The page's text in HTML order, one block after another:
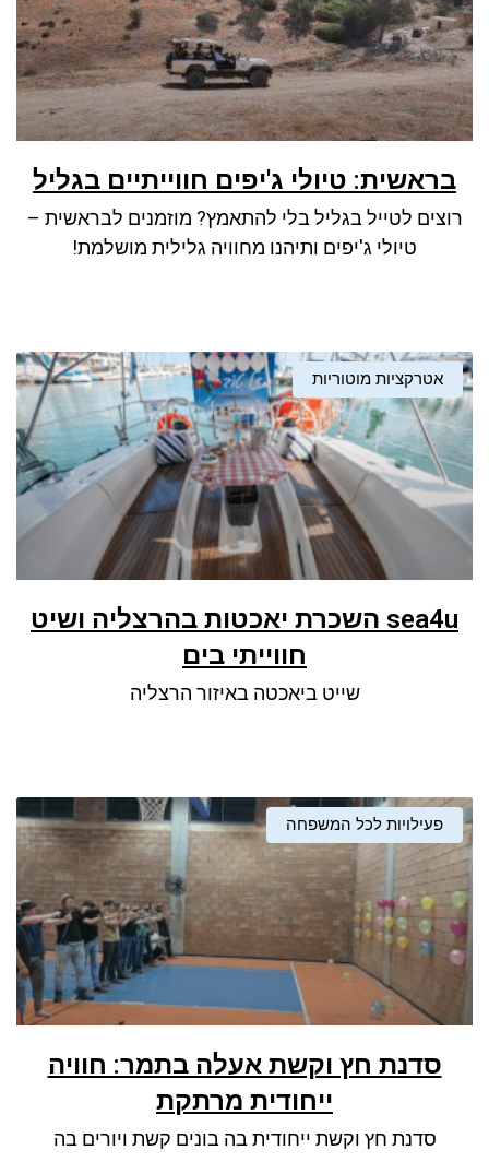
בראשית: טיולי ג'יפים חווייתיים בגליל
רוצים לטייל בגליל בלי להתאמץ? מוזמנים לבראשית –
טיולי ג'יפים ותיהנו מחוויה גלילית מושלמת!
אטרקציות מוטוריות
sea4u השכרת יאכטות בהרצליה ושיט
חווייתי בים
שייט ביאכטה באיזור הרצליה
פעילויות לכל המשפחה
סדנת חץ וקשת אעלה בתמר: חוויה
ייחודית מרתקת
סדנת חץ וקשת ייחודית בה בונים קשת ויורים בה